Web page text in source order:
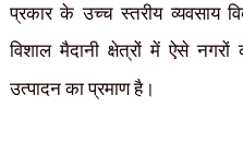
प्रकार के उच्च स्तरीय व्यवसाय
विशाल मैदानी क्षेत्रों में ऐसे नगरों
उत्पादन का प्रमाण है।